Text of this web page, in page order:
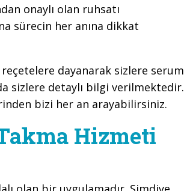
onaylı olan ruhsatı
sürecin her anına dikkat
dayanarak sizlere serum
sizlere detaylı bilgi verilmektedir.
bizi her an arayabilirsiniz.
Hizmeti